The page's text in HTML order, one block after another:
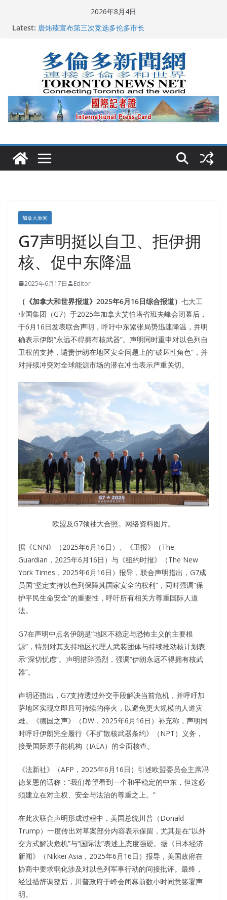
2026年8月4日
Latest:
2026深圳国际佛事用品展览会暨沉香文化艺术展开幕盛
典纪实
龚晓华参加多伦多骄傲大游行 与市民分享竞选理念
多伦多市长选举拉开帷幕 多名华人候选人宣布角逐
加拿大新闻
G7声明挺以自卫、拒伊拥
核、促中东降温
2025年6月17日 Editor
（《加拿大和世界报道》2025年6月16日综合报道） 七大工
业国集团（G7）于2025年加拿大艾伯塔省班夫峰会闭幕后，
于6月16日发表联合声明，呼吁中东紧张局势迅速降温，并明
确表示伊朗“永远不得拥有核武器”。声明同时重申对以色列自
卫权的支持，谴责伊朗在地区安全问题上的“破坏性角色”，并
对持续冲突对全球能源市场的潜在冲击表示严重关切。
欧盟及G7领袖大合照。网络资料图片。
据《CNN》（2025年6月16日）、《卫报》（The
Guardian，2025年6月16日）与《纽约时报》（The New
York Times，2025年6月16日）报导，联合声明指出，G7成
员国“坚定支持以色列保障其国家安全的权利”，同时强调“保
护平民生命安全”的重要性，呼吁所有相关方尊重国际人道
法。
G7在声明中点名伊朗是“地区不稳定与恐怖主义的主要根
源”，特别对其支持地区代理人武装团体与持续推动核计划表
示“深切忧虑”。声明措辞强烈，强调“伊朗永远不得拥有核武
器”。
声明还指出，G7支持透过外交手段解决当前危机，并呼吁加
萨地区实现立即且可持续的停火，以避免更大规模的人道灾
难。《德国之声》（DW，2025年6月16日）补充称，声明同
时呼吁伊朗完全履行《不扩散核武器条约》（NPT）义务，
接受国际原子能机构（IAEA）的全面核查。
《法新社》（AFP，2025年6月16日）引述欧盟委员会主席冯
德莱恩的话称：“我们希望看到一个和平稳定的中东，但这必
须建立在对主权、安全与法治的尊重之上。”
在此次联合声明形成过程中，美国总统川普（Donald
Trump）一度传出对草案部分内容表示保留，尤其是在“以外
交方式解决危机”与“国际法”表述上态度强硬。据《日本经济
新闻》（Nikkei Asia，2025年6月16日）报导，美国政府在
协商中要求弱化涉及对以色列军事行动的间接批评。最终，
经过措辞调整后，川普政府于峰会闭幕前数小时同意签署声
明。